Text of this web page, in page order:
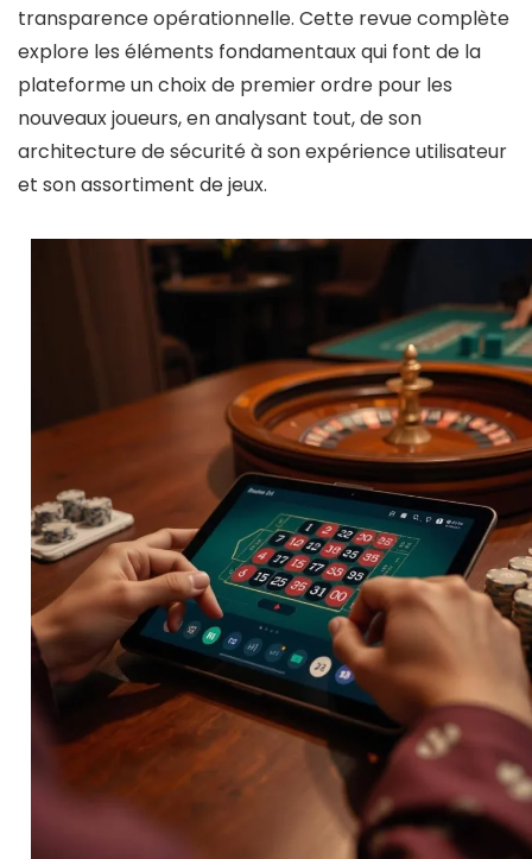
transparence opérationnelle. Cette revue complète
explore les éléments fondamentaux qui font de la
plateforme un choix de premier ordre pour les
nouveaux joueurs, en analysant tout, de son
architecture de sécurité à son expérience utilisateur
et son assortiment de jeux.